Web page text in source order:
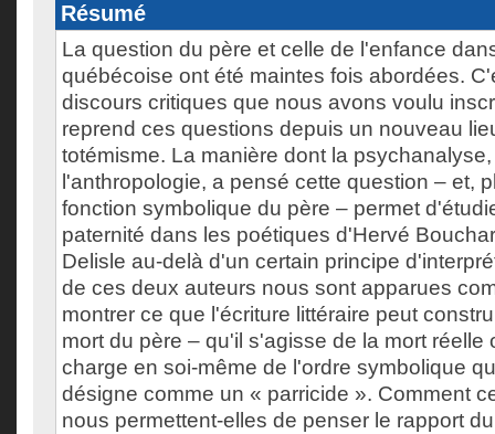
Résumé
La question du père et celle de l'enfance
québécoise ont été maintes fois abordées.
discours critiques que nous avons voulu
reprend ces questions depuis un nouveau
totémisme. La manière dont la
l'anthropologie, a pensé cette question – et,
fonction symbolique du père – permet
paternité dans les poétiques d'Hervé
Delisle au-delà d'un certain principe
de ces deux auteurs nous sont apparues
montrer ce que l'écriture littéraire peut
mort du père – qu'il s'agisse de la mort réelle
charge en soi-même de l'ordre symbolique
désigne comme un « parricide ». Comment
nous permettent-elles de penser le rapport